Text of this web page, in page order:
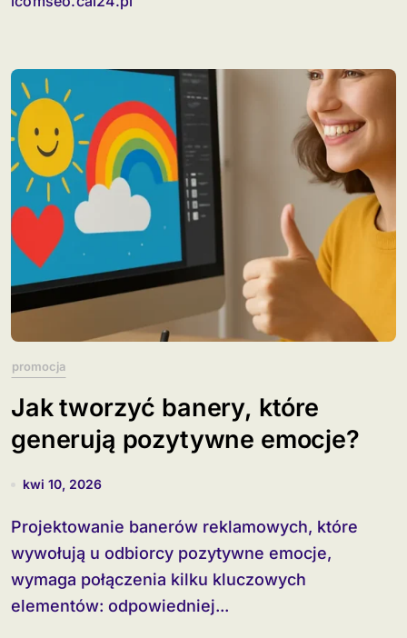
promocja
Jak tworzyć banery, które
generują pozytywne emocje?
kwi 10, 2026
Projektowanie banerów reklamowych, które
wywołują u odbiorcy pozytywne emocje,
wymaga połączenia kilku kluczowych
elementów: odpowiedniej...